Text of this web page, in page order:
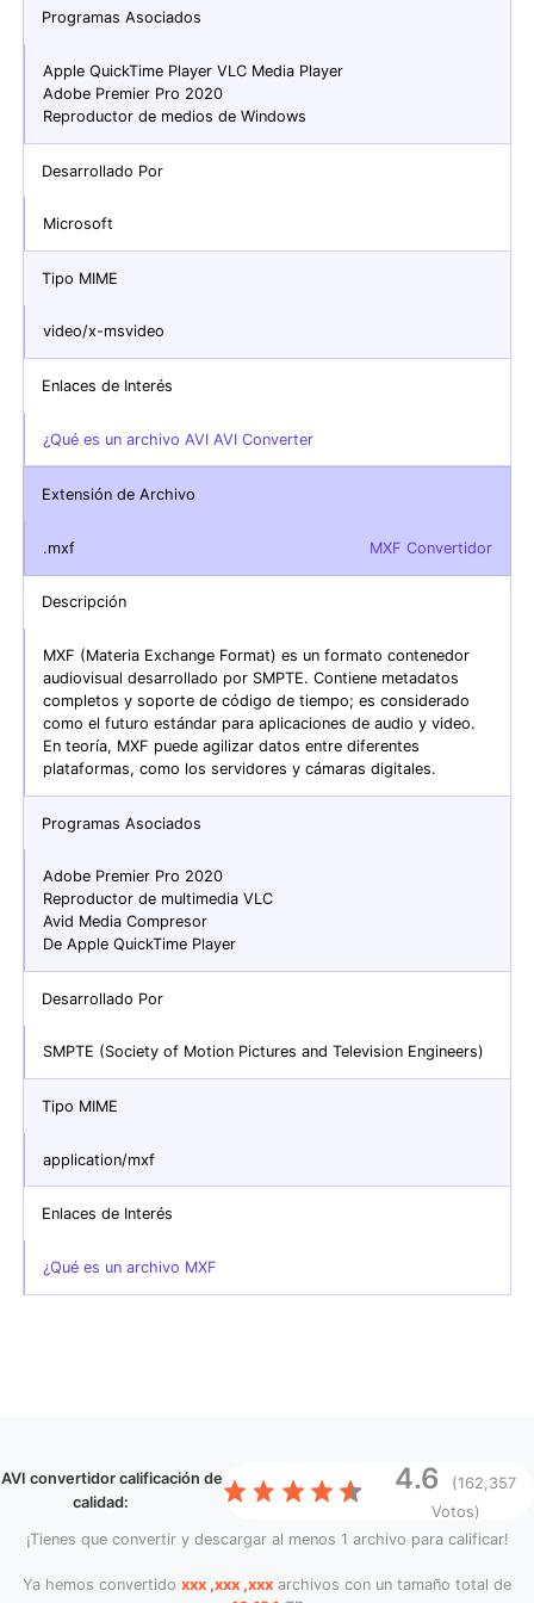
Programas Asociados
Apple QuickTime Player VLC Media Player
Adobe Premier Pro 2020
Reproductor de medios de Windows
Desarrollado Por
Microsoft
Tipo MIME
video/x-msvideo
Enlaces de Interés
¿Qué es un archivo AVI AVI Converter
Extensión de Archivo
.mxf MXF Convertidor
Descripción
MXF (Materia Exchange Format) es un formato contenedor
audiovisual desarrollado por SMPTE. Contiene metadatos
completos y soporte de código de tiempo; es considerado
como el futuro estándar para aplicaciones de audio y video.
En teoría, MXF puede agilizar datos entre diferentes
plataformas, como los servidores y cámaras digitales.
Programas Asociados
Adobe Premier Pro 2020
Reproductor de multimedia VLC
Avid Media Compresor
De Apple QuickTime Player
Desarrollado Por
SMPTE (Society of Motion Pictures and Television Engineers)
Tipo MIME
application/mxf
Enlaces de Interés
¿Qué es un archivo MXF
AVI convertidorcalificación de
calidad:
4.6
(162,357
Votos)
¡Tienes que convertir y descargar al menos 1 archivo para calificar!
Ya hemos convertido xxx ,xxx ,xxx archivos con un tamaño total de